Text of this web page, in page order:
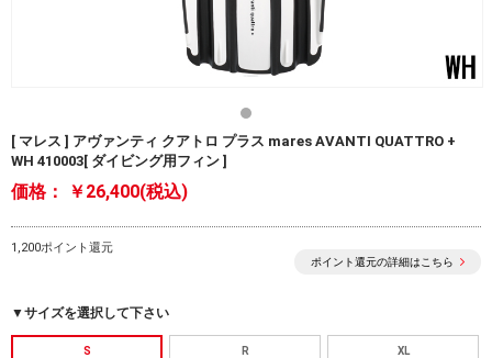
[ マレス ] アヴァンティ クアトロ プラス mares AVANTI QUATTRO +
WH 410003[ ダイビング用フィン ]
価格： ￥26,400(税込)
1,200ポイント還元
ポイント還元の詳細はこちら
▼サイズを選択して下さい
S R XL